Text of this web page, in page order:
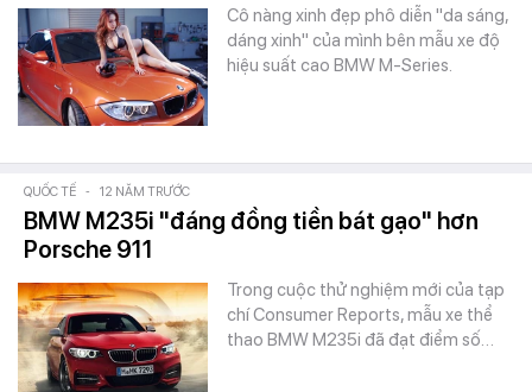
Cô nàng xinh đẹp phô diễn "da sáng,
dáng xinh" của mình bên mẫu xe độ
hiệu suất cao BMW M-Series.
QUỐC TẾ - 12 NĂM TRƯỚC
BMW M235i "đáng đồng tiền bát gạo" hơn
Porsche 911
Trong cuộc thử nghiệm mới của tạp
chí Consumer Reports, mẫu xe thể
thao BMW M235i đã đạt điểm số…